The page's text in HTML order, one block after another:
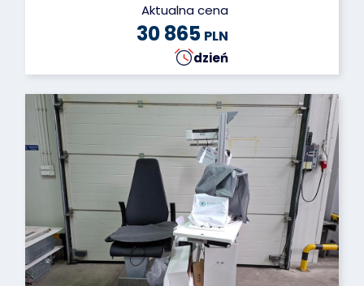
Aktualna cena
30 865 PLN
dzień